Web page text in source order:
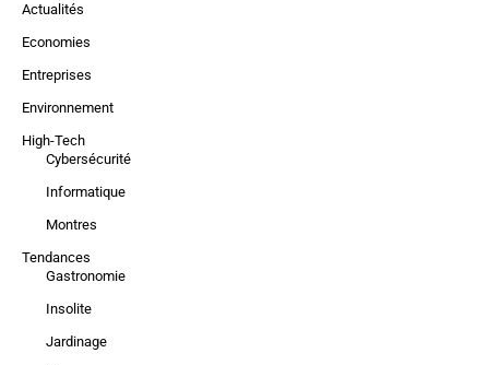
Actualités
Economies
Entreprises
Environnement
High-Tech
Cybersécurité
Informatique
Montres
Tendances
Gastronomie
Insolite
Jardinage